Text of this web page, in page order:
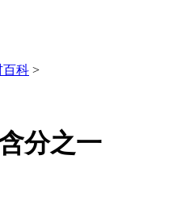
百科 >
分之一